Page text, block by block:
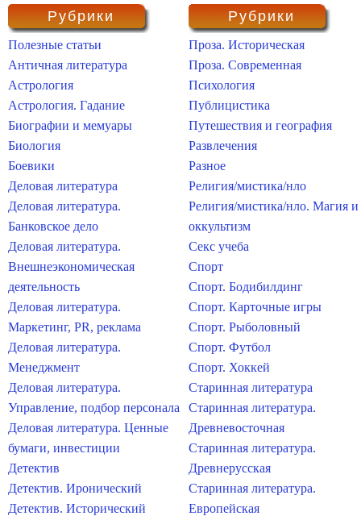
Рубрики
Полезные статьи
Античная литература
Астрология
Астрология. Гадание
Биографии и мемуары
Биология
Боевики
Деловая литература
Деловая литература.
Банковское дело
Деловая литература.
Внешнеэкономическая
деятельность
Деловая литература.
Маркетинг, PR, реклама
Деловая литература.
Менеджмент
Деловая литература.
Управление, подбор персонала
Деловая литература. Ценные
бумаги, инвестиции
Детектив
Детектив. Иронический
Детектив. Исторический
Рубрики
Проза. Историческая
Проза. Современная
Психология
Публицистика
Путешествия и география
Развлечения
Разное
Религия/мистика/нло
Религия/мистика/нло. Магия и
оккультизм
Секс учеба
Спорт
Спорт. Бодибилдинг
Спорт. Карточные игры
Спорт. Рыболовный
Спорт. Футбол
Спорт. Хоккей
Старинная литература
Старинная литература.
Древневосточная
Старинная литература.
Древнерусская
Старинная литература.
Европейская